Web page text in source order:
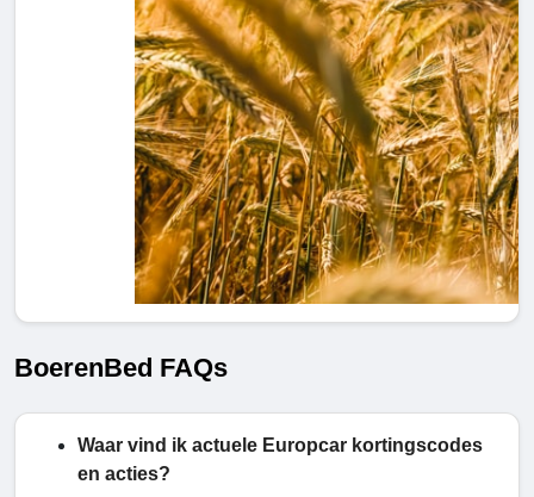
BoerenBed FAQs
Waar vind ik actuele Europcar kortingscodes
en acties?